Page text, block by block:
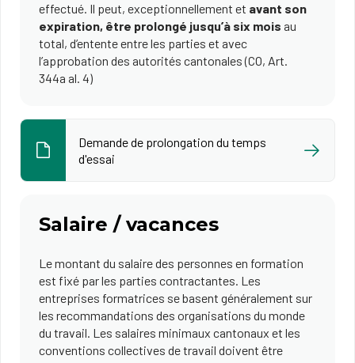
effectué. Il peut, exceptionnellement et avant son
expiration, être prolongé jusqu’à six mois au
total, d’entente entre les parties et avec
l’approbation des autorités cantonales (CO, Art.
344a al. 4)
Demande de prolongation du temps
d'essai
Salaire / vacances
Le montant du salaire des personnes en formation
est fixé par les parties contractantes. Les
entreprises formatrices se basent généralement sur
les recommandations des organisations du monde
du travail. Les salaires minimaux cantonaux et les
conventions collectives de travail doivent être